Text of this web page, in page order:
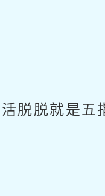
脱脱就是五